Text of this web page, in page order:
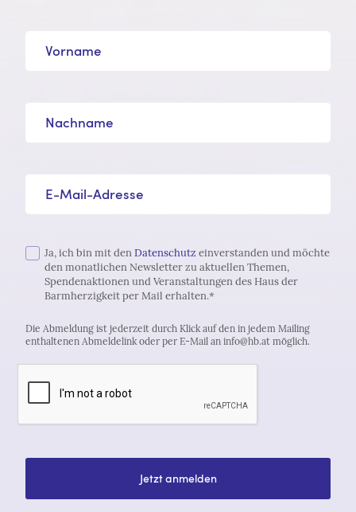
Ja, ich bin mit denDatenschutz einverstanden und möchte
den monatlichen Newsletter zu aktuellen Themen,
Spendenaktionen und Veranstaltungen des Haus der
Barmherzigkeit per Mail erhalten.*
Die Abmeldung ist jederzeit durch Klick auf den in jedem Mailing
enthaltenen Abmeldelink oder per E-Mail an info@hb.at möglich.
Jetzt anmelden